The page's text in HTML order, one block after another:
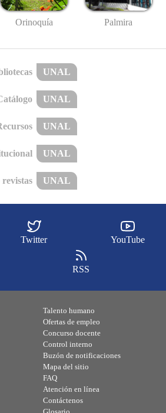
Orinoquía Palmira
UNAL
UNAL
UNAL
UNAL
UNAL
Twitter YouTube
RSS
Talento humano
Ofertas de empleo
Concurso docente
Control interno
Buzón de notificaciones
Mapa del sitio
FAQ
Atención en línea
Contáctenos